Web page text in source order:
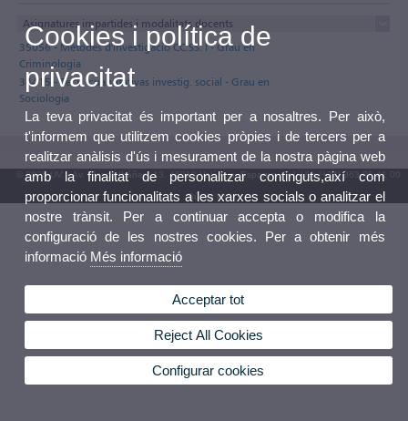
Asignatures impartides i modalitats docents
35056 - Mètodes d'investigació CC.SS. I - Grau en
Criminologia
34415 - Técn. cuantitativas investig. social - Grau en
Sociologia
© 2026 UV. - Av. Blasco Ibáñez, 13. 46010 València. Espanya. Tel. UV: (+34) 963 86 41 00
Bústia UV
Cookies i política de
privacitat
La teva privacitat és important per a nosaltres. Per això,
t'informem que utilitzem cookies pròpies i de tercers per a
realitzar anàlisis d'ús i mesurament de la nostra pàgina web
amb la finalitat de personalitzar continguts,així com
proporcionar funcionalitats a les xarxes socials o analitzar el
nostre trànsit. Per a continuar accepta o modifica la
configuració de les nostres cookies. Per a obtenir més
informació Més informació
Acceptar tot
Reject All Cookies
Configurar cookies